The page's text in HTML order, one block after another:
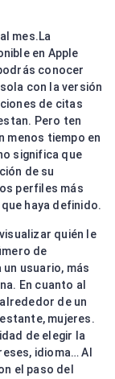
mes.La
en Apple
conocer
con la versión
de citas
Pero ten
menos tiempo en
significa que
de su
perfiles más
haya definido.
quién le
de
usuario, más
En cuanto al
de un
mujeres.
de elegir la
idioma… Al
el paso del